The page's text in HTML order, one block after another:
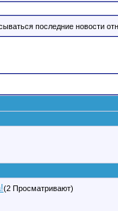
последние новости
(2 Просматривают)